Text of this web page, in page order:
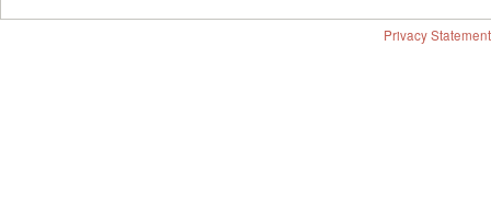
Privacy Statement